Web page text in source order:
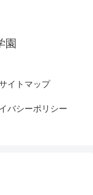
園
イトマップ
バシーポリシー